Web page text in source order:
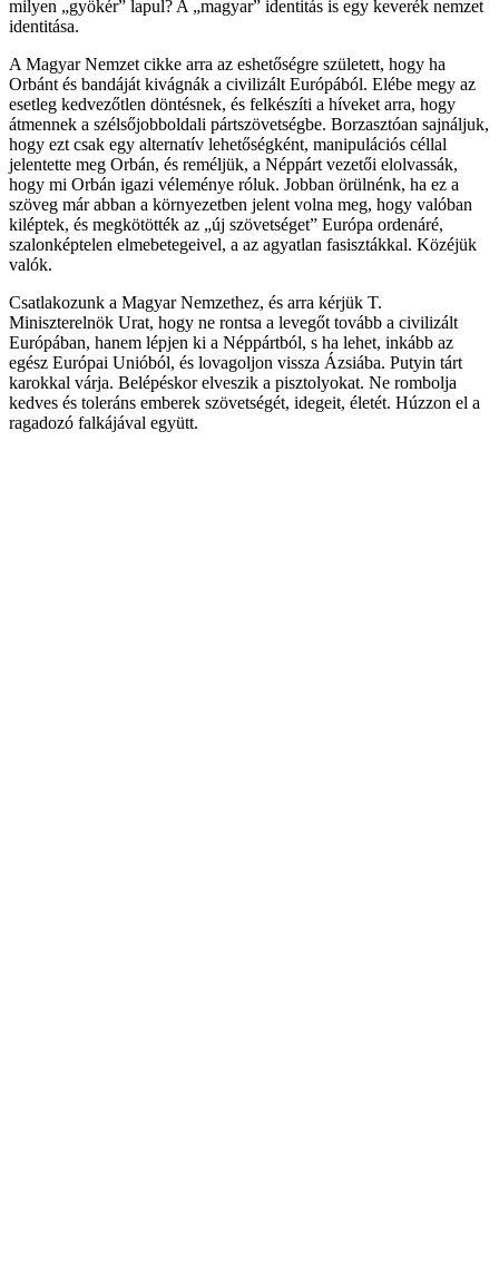
milyen „gyökér” lapul? A „magyar” identitás is egy keverék nemzet
identitása.
A Magyar Nemzet cikke arra az eshetőségre született, hogy ha
Orbánt és bandáját kivágnák a civilizált Európából. Elébe megy az
esetleg kedvezőtlen döntésnek, és felkészíti a híveket arra, hogy
átmennek a szélsőjobboldali pártszövetségbe. Borzasztóan sajnáljuk,
hogy ezt csak egy alternatív lehetőségként, manipulációs céllal
jelentette meg Orbán, és reméljük, a Néppárt vezetői elolvassák,
hogy mi Orbán igazi véleménye róluk. Jobban örülnénk, ha ez a
szöveg már abban a környezetben jelent volna meg, hogy valóban
kiléptek, és megkötötték az „új szövetséget” Európa ordenáré,
szalonképtelen elmebetegeivel, a az agyatlan fasisztákkal. Közéjük
valók.
Csatlakozunk a Magyar Nemzethez, és arra kérjük T.
Miniszterelnök Urat, hogy ne rontsa a levegőt tovább a civilizált
Európában, hanem lépjen ki a Néppártból, s ha lehet, inkább az
egész Európai Unióból, és lovagoljon vissza Ázsiába. Putyin tárt
karokkal várja. Belépéskor elveszik a pisztolyokat. Ne rombolja
kedves és toleráns emberek szövetségét, idegeit, életét. Húzzon el a
ragadozó falkájával együtt.